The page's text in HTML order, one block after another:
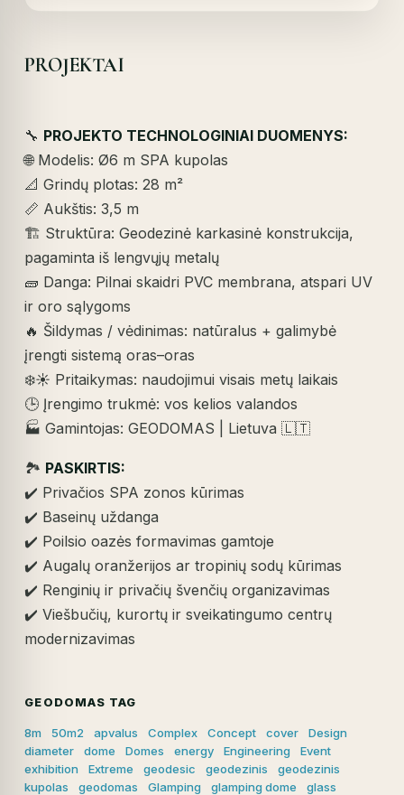
PROJEKTAI
🔧 PROJEKTO TECHNOLOGINIAI DUOMENYS:
🌐 Modelis: Ø6 m SPA kupolas
📐 Grindų plotas: 28 m²
📏 Aukštis: 3,5 m
🏗️ Struktūra: Geodezinė karkasinė konstrukcija,
pagaminta iš lengvųjų metalų
🧱 Danga: Pilnai skaidri PVC membrana, atspari UV
ir oro sąlygoms
🔥 Šildymas / vėdinimas: natūralus + galimybė
įrengti sistemą oras–oras
❄️☀️ Pritaikymas: naudojimui visais metų laikais
🕒 Įrengimo trukmė: vos kelios valandos
🏭 Gamintojas: GEODOMAS | Lietuva 🇱🇹
🏞️ PASKIRTIS:
✔️ Privačios SPA zonos kūrimas
✔️ Baseinų uždanga
✔️ Poilsio oazės formavimas gamtoje
✔️ Augalų oranžerijos ar tropinių sodų kūrimas
✔️ Renginių ir privačių švenčių organizavimas
✔️ Viešbučių, kurortų ir sveikatingumo centrų
modernizavimas
GEODOMAS TAG
8m 50m2 apvalus Complex Concept cover
Design
diameter
dome Domes energy Engineering
Event
exhibition
Extreme geodesic geodezinis
geodezinis
kupolas
geodomas Glamping glamping dome
glass